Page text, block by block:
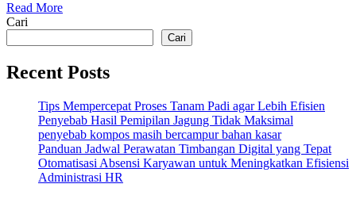
Read More
Cari
Cari
Recent Posts
Tips Mempercepat Proses Tanam Padi agar Lebih Efisien
Penyebab Hasil Pemipilan Jagung Tidak Maksimal
penyebab kompos masih bercampur bahan kasar
Panduan Jadwal Perawatan Timbangan Digital yang Tepat
Otomatisasi Absensi Karyawan untuk Meningkatkan Efisiensi
Administrasi HR